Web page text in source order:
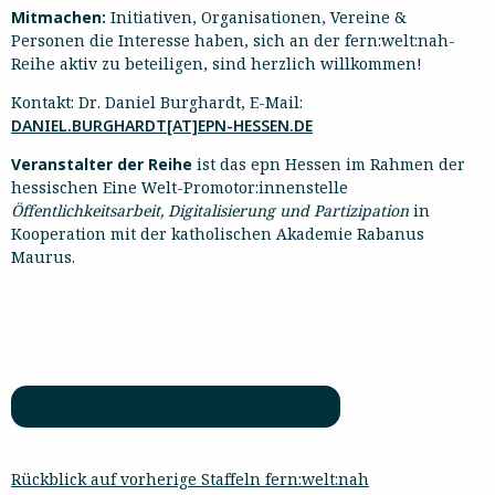
Mitmachen: Initiativen, Organisationen, Vereine &
Personen die Interesse haben, sich an der fern:welt:nah-
Reihe aktiv zu beteiligen, sind herzlich willkommen!
Kontakt: Dr. Daniel Burghardt, E-Mail:
DANIEL.BURGHARDT[AT]EPN-HESSEN.DE
Veranstalter der Reihe ist das epn Hessen im Rahmen der
hessischen Eine Welt-Promotor:innenstelle
Öffentlichkeitsarbeit, Digitalisierung und Partizipation in
Kooperation mit der katholischen Akademie Rabanus
Maurus.
Rückblick auf vorherige Staffeln fern:welt:nah